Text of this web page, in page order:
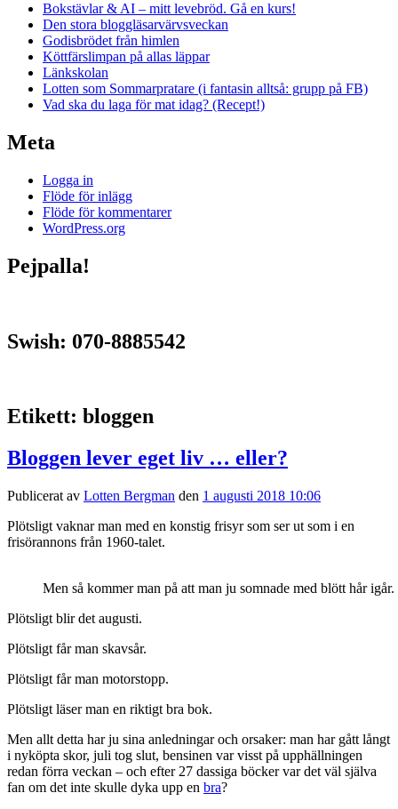
Bokstävlar & AI – mitt levebröd. Gå en kurs!
Den stora bloggläsarvärvsveckan
Godisbrödet från himlen
Köttfärslimpan på allas läppar
Länkskolan
Lotten som Sommarpratare (i fantasin alltså: grupp på FB)
Vad ska du laga för mat idag? (Recept!)
Meta
Logga in
Flöde för inlägg
Flöde för kommentarer
WordPress.org
Pejpalla!
Swish: 070-8885542
Etikett: bloggen
Bloggen lever eget liv … eller?
Publicerat av Lotten Bergman den 1 augusti 2018 10:06
Plötsligt vaknar man med en konstig frisyr som ser ut som i en
frisörannons från 1960-talet.
Men så kommer man på att man ju somnade med blött hår igår.
Plötsligt blir det augusti.
Plötsligt får man skavsår.
Plötsligt får man motorstopp.
Plötsligt läser man en riktigt bra bok.
Men allt detta har ju sina anledningar och orsaker: man har gått långt
i nyköpta skor, juli tog slut, bensinen var visst på upphällningen
redan förra veckan – och efter 27 dassiga böcker var det väl själva
fan om det inte skulle dyka upp en bra?